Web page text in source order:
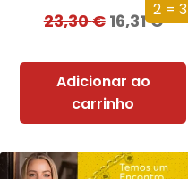
2 = 3
23,30€ 16,31€
Adicionar ao
carrinho